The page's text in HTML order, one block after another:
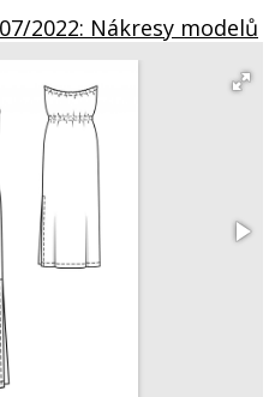
2022: Nákresy modelů